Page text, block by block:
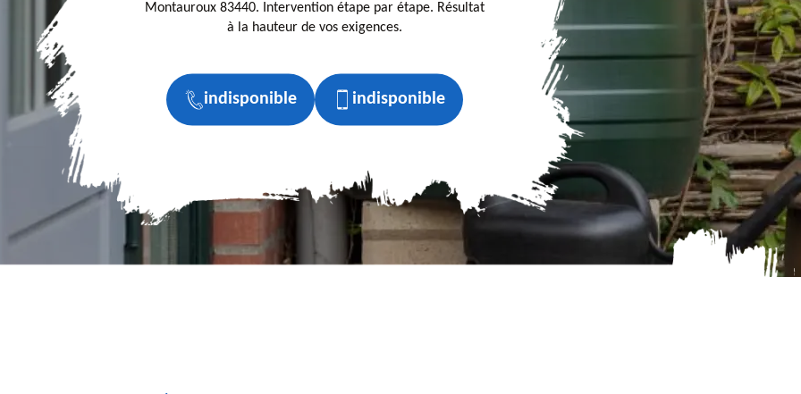
Montauroux 83440. Intervention étape par étape. Résultat
à la hauteur de vos exigences.
indisponible indisponible